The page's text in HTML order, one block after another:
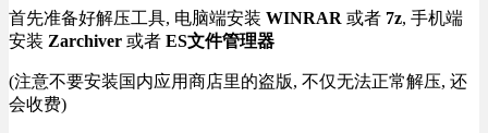
首先准备好解压工具, 电脑端安装 WINRAR 或者 7z, 手机端
安装 Zarchiver 或者 ES文件管理器
(注意不要安装国内应用商店里的盗版, 不仅无法正常解压, 还
会收费)